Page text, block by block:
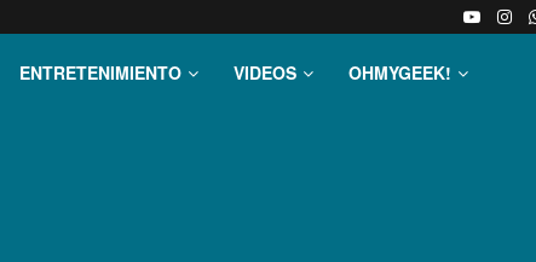
ENTRETENIMIENTO VIDEOS OHMYGEEK!